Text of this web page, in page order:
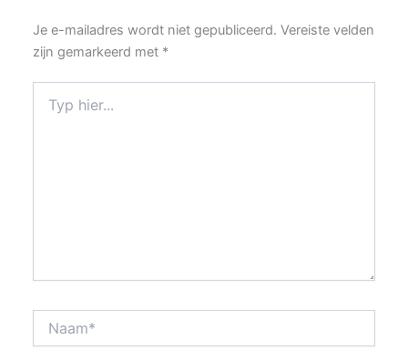
Je e-mailadres wordt niet gepubliceerd. Vereiste velden
zijn gemarkeerd met *
hier...